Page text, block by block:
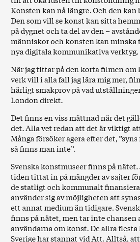
Konsten kan nå längre. Och den
Den som vill se konst kan sitta
på dygnet och ta del av den –
människor och konsten kan minska
nya digitala kommunikativa verktyg.
När jag tittar på den korta filmen
verk vill i alla fall jag lära mig mer,
härligt smakprov på vad
London direkt.
Det finns en viss mättnad när det
det. Alla vet redan att det är viktigt
Många försöker agera efter det,
så finns man inte”.
Svenska konstmuseer finns på nätet.
tiden tittat in på mängder av sajter
de statligt och kommunalt
använder sig av möjligheten att
ett annat medium än tidigare.
finns på nätet, men tar inte chansen
användarna om konst. De allra
Sverige har stannat vid Att. Alltså,